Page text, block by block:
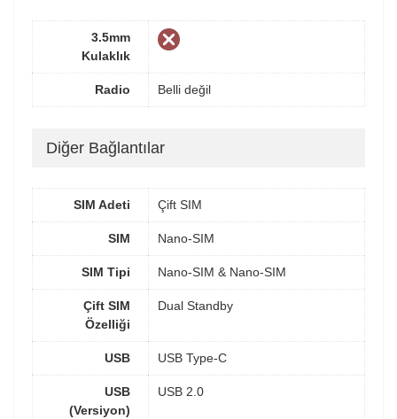
3.5mm
Kulaklık
Radio Belli değil
Diğer Bağlantılar
SIM Adeti Çift SIM
SIM Nano-SIM
SIM Tipi Nano-SIM & Nano-SIM
Çift SIM
Özelliği
Dual Standby
USB USB Type-C
USB
(Versiyon)
USB 2.0